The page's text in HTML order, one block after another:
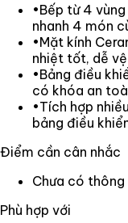
•Bếp từ 4
nhanh 4 món
•Mặt kính
nhiệt tốt, dễ vệ
•Bảng điều
có khóa an
•Tích hợp
bảng điều
Điểm cần cân nhắc
Chưa có thông
Phù hợp với